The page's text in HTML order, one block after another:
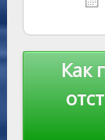
Как